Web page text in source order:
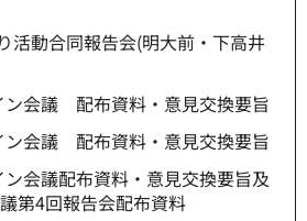
活動合同報告会(明大前・下高井
ン会議 配布資料・意見交換要旨
ン会議 配布資料・意見交換要旨
会議配布資料・意見交換要旨及
第4回報告会配布資料